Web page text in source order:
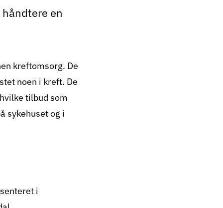
en
kreftomsorg. De
noen i kreft. De
tilbud som
sykehuset og i
i